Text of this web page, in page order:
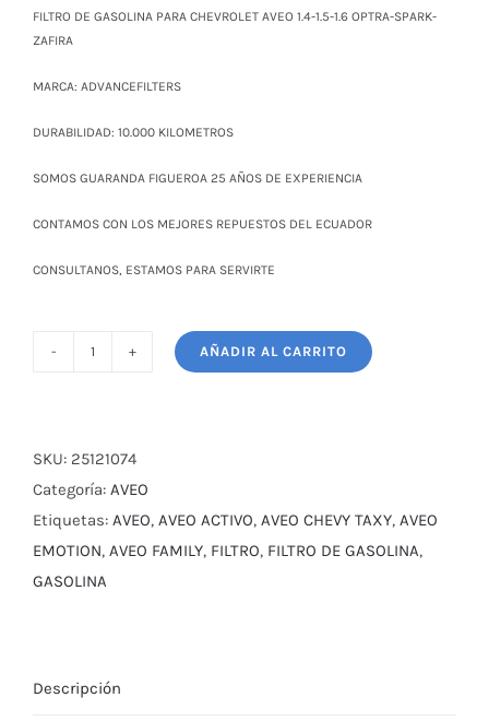
era:
es:
FILTRO DE GASOLINA PARA CHEVROLET AVEO 1.4-1.5-1.6 OPTRA-SPARK-
ZAFIRA
MARCA: ADVANCEFILTERS
DURABILIDAD: 10.000 KILOMETROS
SOMOS GUARANDA FIGUEROA 25 AÑOS DE EXPERIENCIA
CONTAMOS CON LOS MEJORES REPUESTOS DEL ECUADOR
CONSULTANOS, ESTAMOS PARA SERVIRTE
PARA
CHEVROLET
AVEO
1.4
-
SPARK-
AÑADIR AL CARRITO
SKU: 25121074
Categoría: AVEO
Etiquetas: AVEO, AVEO ACTIVO, AVEO CHEVY TAXY, AVEO
EMOTION, AVEO FAMILY, FILTRO, FILTRO DE GASOLINA,
GASOLINA
Descripción